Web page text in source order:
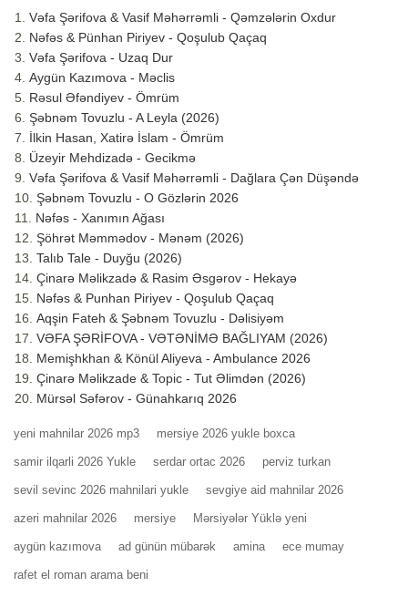
Vəfa Şərifova & Vasif Məhərrəmli - Qəmzələrin Oxdur
Nəfəs & Pünhan Piriyev - Qoşulub Qaçaq
Vəfa Şərifova - Uzaq Dur
Aygün Kazımova - Məclis
Rəsul Əfəndiyev - Ömrüm
Şəbnəm Tovuzlu - A Leyla (2026)
İlkin Hasan, Xatirə İslam - Ömrüm
Üzeyir Mehdizadə - Gecikmə
Vəfa Şərifova & Vasif Məhərrəmli - Dağlara Çən Düşəndə
Şəbnəm Tovuzlu - O Gözlərin 2026
Nəfəs - Xanımın Ağası
Şöhrət Məmmədov - Mənəm (2026)
Talıb Tale - Duyğu (2026)
Çinarə Məlikzadə & Rasim Əsgərov - Hekayə
Nəfəs & Punhan Piriyev - Qoşulub Qaçaq
Aqşin Fateh & Şəbnəm Tovuzlu - Dəlisiyəm
VƏFA ŞƏRİFOVA - VƏTƏNİMƏ BAĞLIYAM (2026)
Memişhkhan & Könül Aliyeva - Ambulance 2026
Çinarə Məlikzade & Topic - Tut Əlimdən (2026)
Mürsəl Səfərov - Günahkarıq 2026
yeni mahnilar 2026 mp3 mersiye 2026 yukle boxca
samir ilqarli 2026 Yukle serdar ortac 2026 perviz turkan
sevil sevinc 2026 mahnilari yukle sevgiye aid mahnilar 2026
azeri mahnilar 2026 mersiye Mərsiyələr Yüklə yeni
aygün kazımova ad günün mübarək amina ece mumay
rafet el roman arama beni